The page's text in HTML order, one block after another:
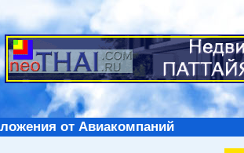
от Авиакомпаний